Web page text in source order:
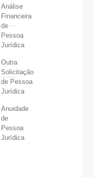
Análise
Financeira
de
Pessoa
Jurídica
Outra
Solicitação
de Pessoa
Jurídica
Anuidade
de
Pessoa
Jurídica